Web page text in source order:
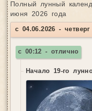
Полный лунный
июня 2026 года
с 04.06.2026 - четверг
с 00:12 - отлично
Начало 19-го